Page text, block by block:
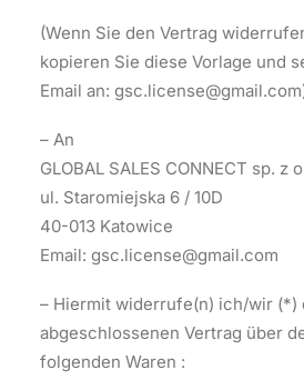
(Wenn Sie den Vertrag
kopieren Sie diese Vorlage und
Email an:
– An
GLOBAL SALES CONNECT sp. z
ul. Staromiejska 6 / 10D
40-013 Katowice
Email: gsc.license@gmail.com
– Hiermit widerrufe(n) ich/wir (*)
abgeschlossenen Vertrag über
folgenden Waren :